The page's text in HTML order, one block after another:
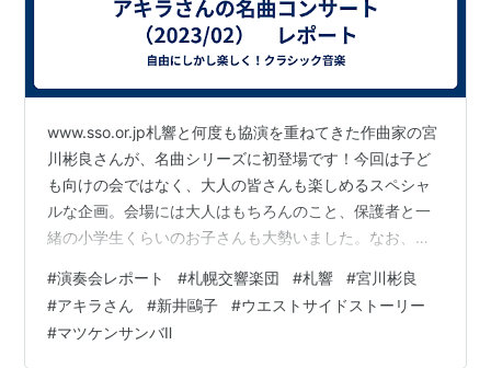
www.sso.or.jp札響と何度も協演を重ねてきた作曲家の宮
川彬良さんが、名曲シリーズに初登場です！今回は子ど
も向けの会ではなく、大人の皆さんも楽しめるスペシャ
ルな企画。会場には大人はもちろんのこと、保護者と一
緒の小学生くらいのお子さんも大勢いました。なお、前
響フレンド名曲コンサート～アキラさんの名曲コンサー
ト2023年02月18日（日）14:00～ 札幌コンサートホール
Kitara 大ホール 【指揮】宮川 彬良 【構成・プレトー
#演奏会レポート #札幌交響楽団 #札響 #宮川彬良
#アキラさん #新井鷗子 #ウエストサイドストーリー
#マツケンサンバⅡ